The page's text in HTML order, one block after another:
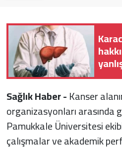
Sağlık Haber -Kanser
organizasyonları arasında
Pamukkale Üniversitesi
çalışmalar ve akademik